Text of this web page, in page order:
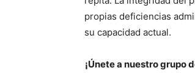
propias deficiencias
su capacidad actual.
¡Únete a nuestro grupo